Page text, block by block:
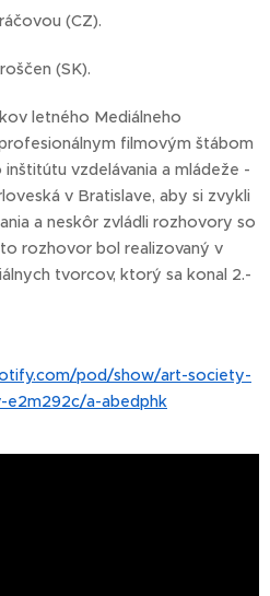
(CZ).
(SK).
letného Mediálneho
filmovým štábom
vzdelávania a mládeže -
v Bratislave, aby si zvykli
a neskôr zvládli rozhovory so
rozhovor bol realizovaný v
tvorcov, ktorý sa konal 2.-
pod/show/art-society-
e2m292c/a-abedphk